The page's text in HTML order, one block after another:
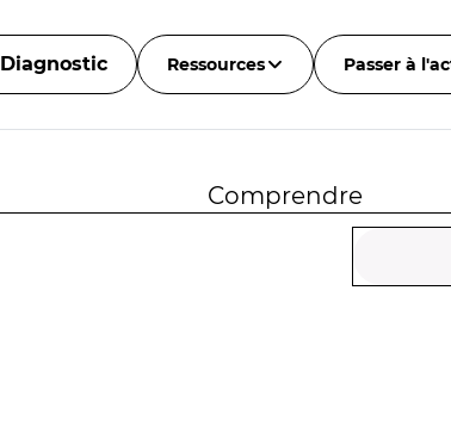
Diagnostic Ressources Passer à
Comprendre